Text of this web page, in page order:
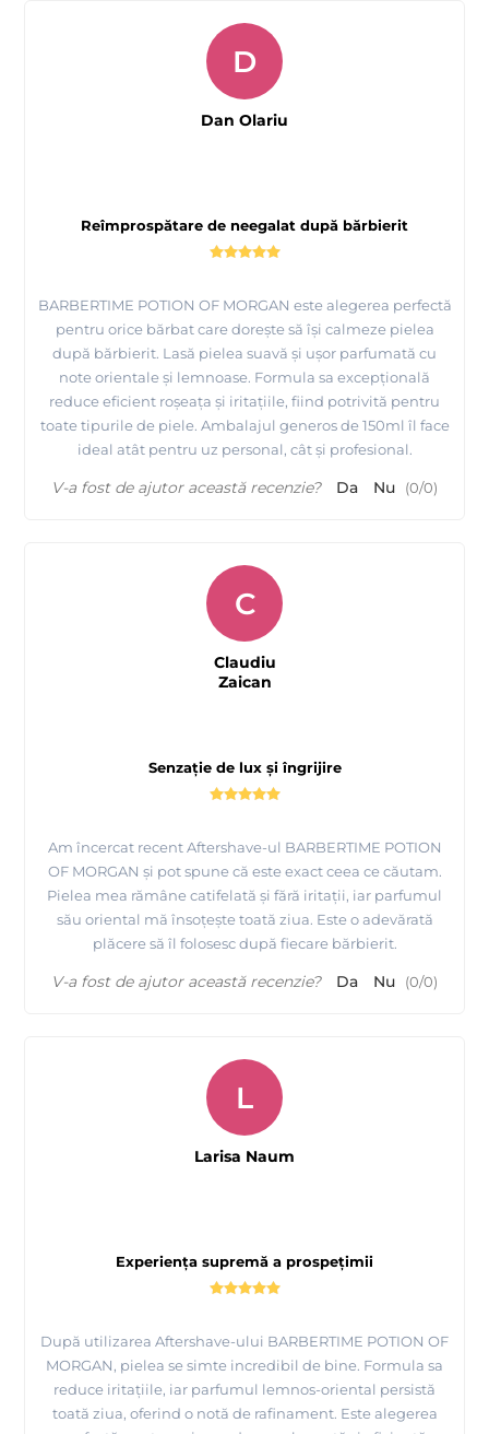
Reîmprospătare de neegalat după bărbierit
BARBERTIME POTION OF MORGAN este alegerea perfectă
pentru orice bărbat care dorește să își calmeze pielea
după bărbierit. Lasă pielea suavă și ușor parfumată cu
note orientale și lemnoase. Formula sa excepțională
reduce eficient roșeața și iritațiile, fiind potrivită pentru
toate tipurile de piele. Ambalajul generos de 150ml îl face
ideal atât pentru uz personal, cât și profesional.
D
Dan Olariu
V-a fost de ajutor această recenzie? Da Nu (0/0)
Senzație de lux și îngrijire
Am încercat recent Aftershave-ul BARBERTIME POTION
OF MORGAN și pot spune că este exact ceea ce căutam.
Pielea mea rămâne catifelată și fără iritații, iar parfumul
său oriental mă însoțește toată ziua. Este o adevărată
plăcere să îl folosesc după fiecare bărbierit.
C
Claudiu
Zaican
V-a fost de ajutor această recenzie? Da Nu (0/0)
Experiența supremă a prospețimii
După utilizarea Aftershave-ului BARBERTIME POTION OF
MORGAN, pielea se simte incredibil de bine. Formula sa
reduce iritațiile, iar parfumul lemnos-oriental persistă
toată ziua, oferind o notă de rafinament. Este alegerea
L
Larisa Naum